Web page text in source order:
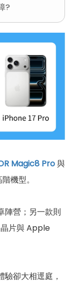
?
Magic8 Pro與
機型。
陣營；另一款則
片與 Apple
卻大相逕庭，